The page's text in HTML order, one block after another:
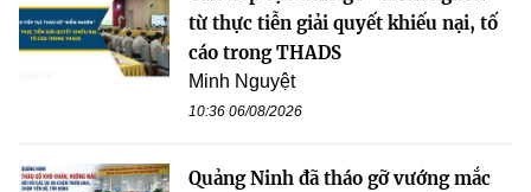
từ thực tiễn giải quyết khiếu nại, tố
cáo trong THADS
Minh Nguyệt
10:36 06/08/2026
Quảng Ninh đã tháo gỡ vướng mắc